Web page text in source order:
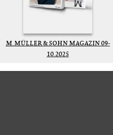
M. MÜLLER & SOHN MAGAZIN 09-
10.2025